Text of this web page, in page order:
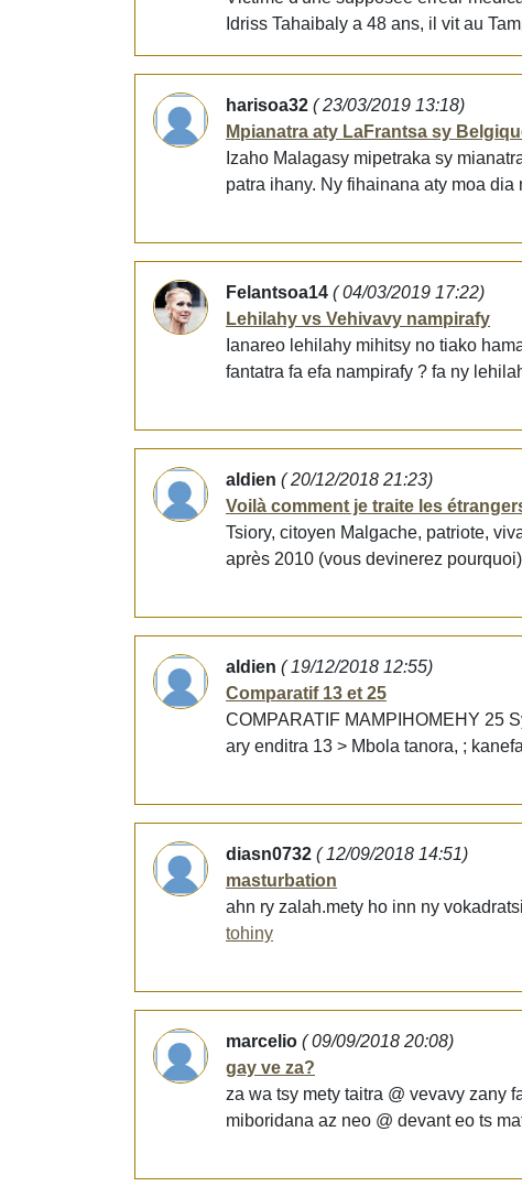
Idriss Tahaibaly a 48 ans, il vit au
harisoa32 ( 23/03/2019 13:18)
Mpianatra aty LaFrantsa sy
Izaho Malagasy mipetraka sy
patra ihany. Ny fihainana aty moa dia
Felantsoa14 ( 04/03/2019 17:22)
Lehilahy vs Vehivavy nampirafy
Ianareo lehilahy mihitsy no tiako
fantatra fa efa nampirafy ? fa ny
aldien ( 20/12/2018 21:23)
Voilà comment je traite les
Tsiory, citoyen Malgache, patriote,
après 2010 (vous devinerez
aldien ( 19/12/2018 12:55)
Comparatif 13 et 25
COMPARATIF MAMPIHOMEHY 25
ary enditra 13 > Mbola tanora, ;
diasn0732 ( 12/09/2018 14:51)
masturbation
ahn ry zalah.mety ho inn ny
tohiny
marcelio ( 09/09/2018 20:08)
gay ve za?
za wa tsy mety taitra @ vevavy zany
miboridana az neo @ devant eo ts